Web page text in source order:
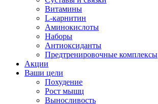
Витамины
L-карнитин
Аминокислоты
Наборы
Антиоксиданты
Предтренировочные комплексы
Акции
Ваши цели
Похудение
Рост мышц
Выносливость